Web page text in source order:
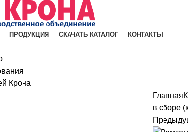
ПРОДУКЦИЯ СКАЧАТЬ КАТАЛОГ КОНТАКТЫ
Главная
в сборе